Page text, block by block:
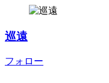
巡遠
フォロー